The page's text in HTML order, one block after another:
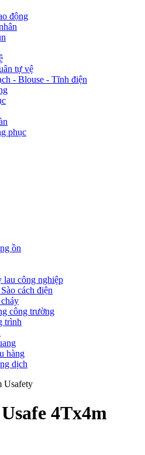
động
tự vệ
- Blouse - Tĩnh điện
phục
ồn
lau công nghiệp
cách điện
công trường
trình
hàng
dịch
4Tx4m